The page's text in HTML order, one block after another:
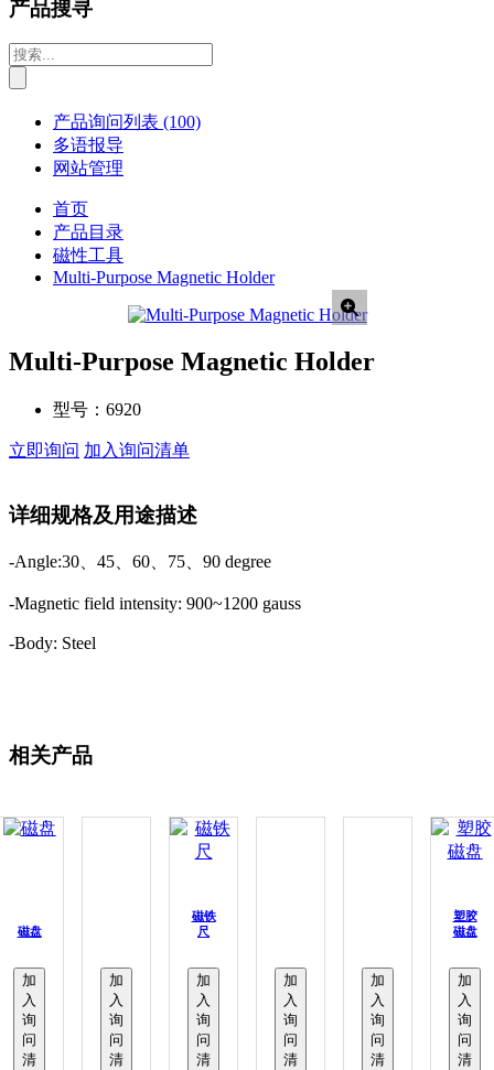
产品搜寻
产品询问列表 (100)
多语报导
网站管理
首页
产品目录
磁性工具
Multi-Purpose Magnetic Holder
Multi-Purpose Magnetic Holder
型号： 6920
立即询问 加入询问清单
详细规格及用途描述
-Angle:30、45、60、75、90 degree
-Magnetic field intensity: 900~1200 gauss
-Body: Steel
相关产品
磁盘
加
入
询
问
清
加
入
询
问
清
磁铁
尺
加
入
询
问
清
加
入
询
问
清
加
入
询
问
清
塑胶
磁盘
加
入
询
问
清